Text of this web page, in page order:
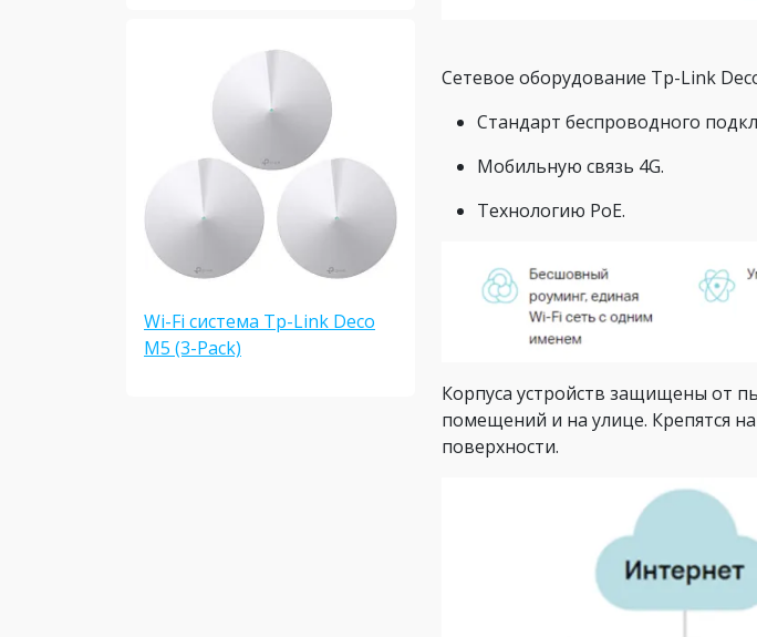
Wi-Fi система Tp-Link Deco
M5 (3-Pack)
Сетевое оборудование Tp-Link
Стандарт беспроводного
Мобильную связь 4G.
Технологию PoE.
Корпуса устройств защищены от
помещений и на улице. Крепятся
поверхности.